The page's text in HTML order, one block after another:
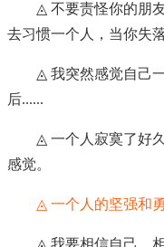
◬ 不要责怪你的朋
去习惯一个人，当你失
◬ 我突然感觉自己
后......
◬ 一个人寂寞了好
感觉。
◬ 一个人的坚强和